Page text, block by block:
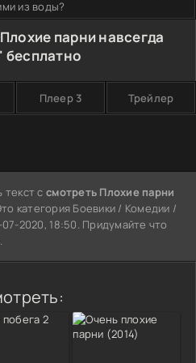
из воды?
парни навсегда
бесплатно
Плеер 3 Трейлер
текст ссмотреть Плохие парни
категория Боевики / Комедии /
2020, 18:50. Придумайте что